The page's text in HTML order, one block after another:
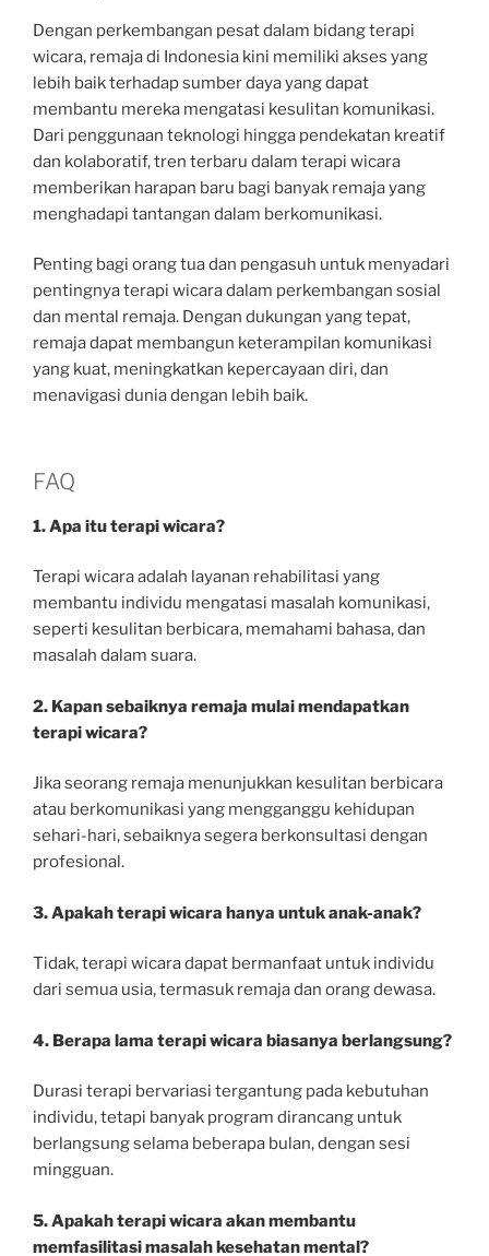
Dengan perkembangan pesat dalam bidang terapi
wicara, remaja di Indonesia kini memiliki akses yang
lebih baik terhadap sumber daya yang dapat
membantu mereka mengatasi kesulitan komunikasi.
Dari penggunaan teknologi hingga pendekatan kreatif
dan kolaboratif, tren terbaru dalam terapi wicara
memberikan harapan baru bagi banyak remaja yang
menghadapi tantangan dalam berkomunikasi.
Penting bagi orang tua dan pengasuh untuk menyadari
pentingnya terapi wicara dalam perkembangan sosial
dan mental remaja. Dengan dukungan yang tepat,
remaja dapat membangun keterampilan komunikasi
yang kuat, meningkatkan kepercayaan diri, dan
menavigasi dunia dengan lebih baik.
FAQ
1. Apa itu terapi wicara?
Terapi wicara adalah layanan rehabilitasi yang
membantu individu mengatasi masalah komunikasi,
seperti kesulitan berbicara, memahami bahasa, dan
masalah dalam suara.
2. Kapan sebaiknya remaja mulai mendapatkan
terapi wicara?
Jika seorang remaja menunjukkan kesulitan berbicara
atau berkomunikasi yang mengganggu kehidupan
sehari-hari, sebaiknya segera berkonsultasi dengan
profesional.
3. Apakah terapi wicara hanya untuk anak-anak?
Tidak, terapi wicara dapat bermanfaat untuk individu
dari semua usia, termasuk remaja dan orang dewasa.
4. Berapa lama terapi wicara biasanya berlangsung?
Durasi terapi bervariasi tergantung pada kebutuhan
individu, tetapi banyak program dirancang untuk
berlangsung selama beberapa bulan, dengan sesi
mingguan.
5. Apakah terapi wicara akan membantu
memfasilitasi masalah kesehatan mental?